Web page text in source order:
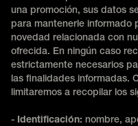
una promoción, sus datos
para mantenerle informado
novedad relacionada con
ofrecida. En ningún caso
estrictamente necesarios
las finalidades informadas.
limitaremos a recopilar los
- Identificación: nombre,